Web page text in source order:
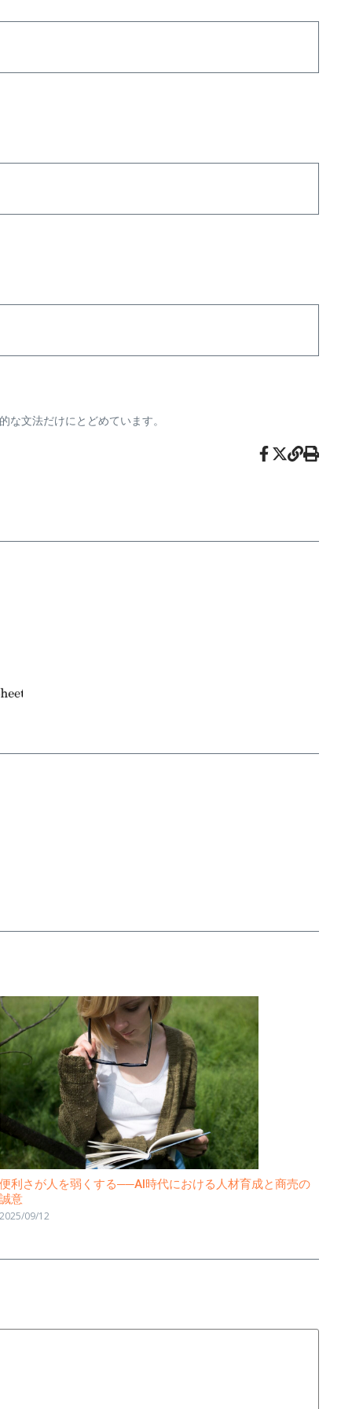
文法だけにとどめています。
便利さが人を弱くする──AI時代における人材育成と商売の
誠意
2025/09/12